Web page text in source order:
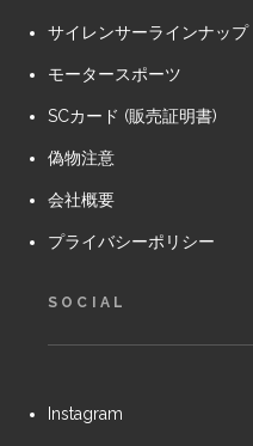
サイレンサーラインナップ
モータースポーツ
SCカード (販売証明書)
偽物注意
会社概要
プライバシーポリシー
SOCIAL
Instagram